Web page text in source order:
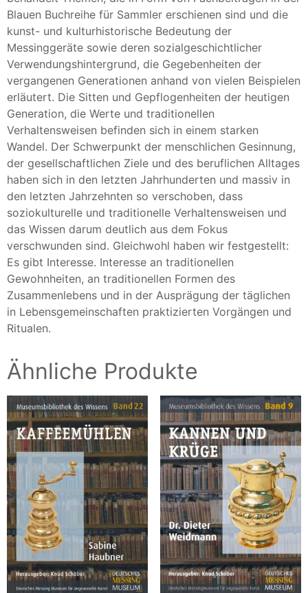
Blauen Buchreihe für Sammler erschienen sind und die
kunst- und kulturhistorische Bedeutung der
Messinggeräte sowie deren sozialgeschichtlicher
Verwendungshintergrund, die Gegebenheiten der
vergangenen Generationen anhand von vielen Beispielen
erläutert. Die Sitten und Gepflogenheiten der heutigen
Generation, die Werte und traditionellen
Verhaltensweisen befinden sich in einem starken
Wandel. Der Schwerpunkt der menschlichen Gesinnung,
der gesellschaftlichen Ziele und des beruflichen Alltages
haben sich in den letzten Jahrhunderten und massiv in
den letzten Jahrzehnten so verschoben, dass
soziokulturelle und traditionelle Verhaltensweisen und
das Wissen darum deutlich aus dem Fokus
verschwunden sind. Gleichwohl haben wir festgestellt:
Es gibt Interesse. Interesse an traditionellen
Gewohnheiten, an traditionellen Formen des
Zusammenlebens und in der Ausprägung der täglichen
in Lebensgemeinschaften praktizierten Vorgängen und
Ritualen.
Ähnliche Produkte